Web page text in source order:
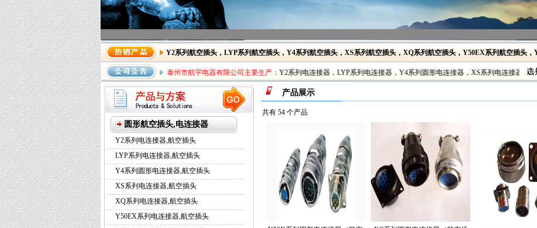
dddddddddddd
Y2系列航空插头 ， LYP系列航空插头 ， Y4系列航空插头 ， XS系列航空插头 ， XQ系列航空插头 ， Y50EX系列航空插头 ，
系列航空插头， Y17系列航空插头 ， XC系列航空插头 ， CXCH系列航空插头 ，XCD系列航空插头 ，XCE系列航空插头，
系列航空插头
泰州市航宇电器有限公司主要生产：Y2系列电连接器，LYP系列电连接器，Y4系列圆形电连接器 ，XS系列电连接器，XQ系列电连接
圆形航空插头,电连接器
Y2系列电连接器,航空插头
LYP系列电连接器,航空插头
Y4系列圆形电连接器,航空插头
XS系列电连接器,航空插头
XQ系列电连接器,航空插头
Y50EX系列电连接器,航空插头
产品展示
共有 54 个产品